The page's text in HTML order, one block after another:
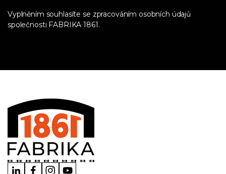
Vyplněním souhlasíte se zpracováním osobních údajů
společnosti FABRIKA 1861.